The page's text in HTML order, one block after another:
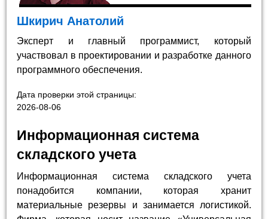
Шкирич Анатолий
Эксперт и главный программист, который
участвовал в проектировании и разработке данного
программного обеспечения.
Дата проверки этой страницы:
2026-08-06
Информационная система
складского учета
Информационная система складского учета
понадобится компании, которая хранит
материальные резервы и занимается логистикой.